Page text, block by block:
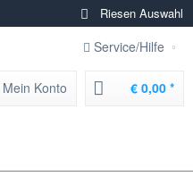
Riesen Auswahl
Service/Hilfe
Mein Konto € 0,00 *